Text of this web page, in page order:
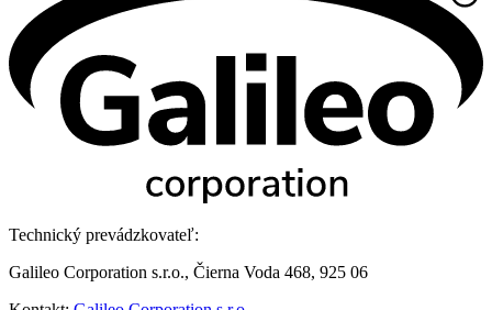
Technický prevádzkovateľ:
Galileo Corporation s.r.o., Čierna Voda 468, 925 06